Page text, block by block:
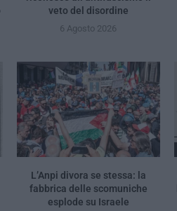
veto del disordine
6 Agosto 2026
L’Anpi divora se stessa: la
fabbrica delle scomuniche
esplode su Israele